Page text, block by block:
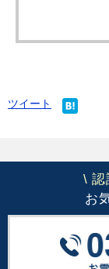
ツイート
\ 認
お